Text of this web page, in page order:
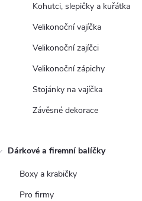
Kohutci, slepičky a kuřátka
Velikonoční vajíčka
Velikonoční zajíčci
Velikonoční zápichy
Stojánky na vajíčka
Závěsné dekorace
Dárkové a firemní balíčky
Boxy a krabičky
Pro firmy
Anděl
12 Kč